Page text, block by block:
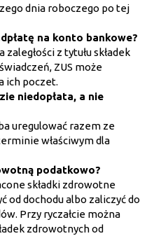
dnia roboczego po tej
na konto bankowe?
z tytułu składek
ZUS może
ich poczet.
niedopłata, a nie
uregulować razem ze
właściwym dla
podatkowo?
składki zdrowotne
od dochodu albo zaliczyć do
Przy ryczałcie można
zdrowotnych od